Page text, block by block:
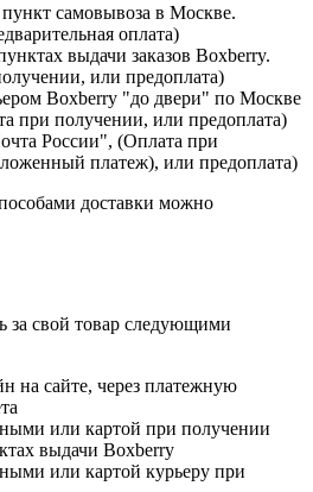
самовывоза в Москве.
оплата)
выдачи заказов Boxberry.
или предоплата)
Boxberry "до двери" по Москве
при получении, или предоплата)
России", (Оплата при
платеж), или предоплата)
доставки можно
за свой товар следующими
на сайте, через платежную
или картой при получении
выдачи Boxberry
или картой курьеру при